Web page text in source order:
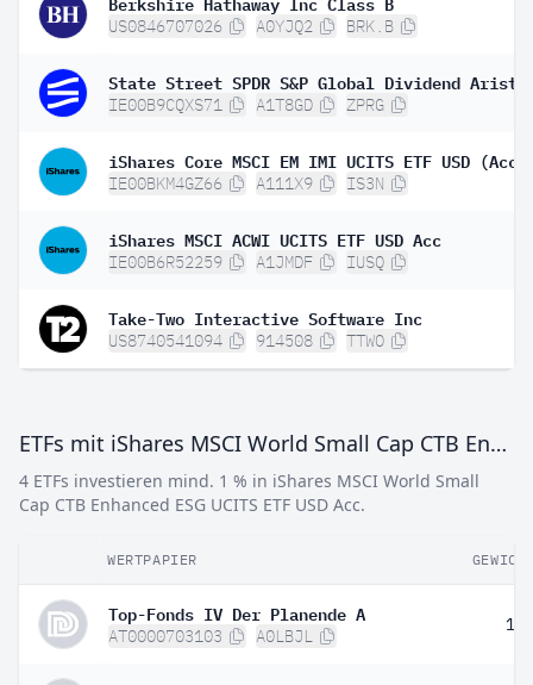
US0846707026 A0YJQ2 BRK.B
IE00B9CQXS71 A1T8GD ZPRG
iShares Core MSCI EM IMI UCITS ETF USD (Acc)
IE00BKM4GZ66 A111X9 IS3N
iShares MSCI ACWI UCITS ETF USD Acc
IE00B6R52259 A1JMDF IUSQ
Take-Two Interactive Software Inc
US8740541094 914508 TTWO
ETFs mit iShares MSCI World Small Cap CTB Enhanced ESG UCITS ETF USD Acc
4 ETFs investieren mind. 1 % in iShares MSCI World Small
Cap CTB Enhanced ESG UCITS ETF USD Acc.
WERTPAPIER
Top-Fonds IV Der Planende A
AT0000703103 A0LBJL